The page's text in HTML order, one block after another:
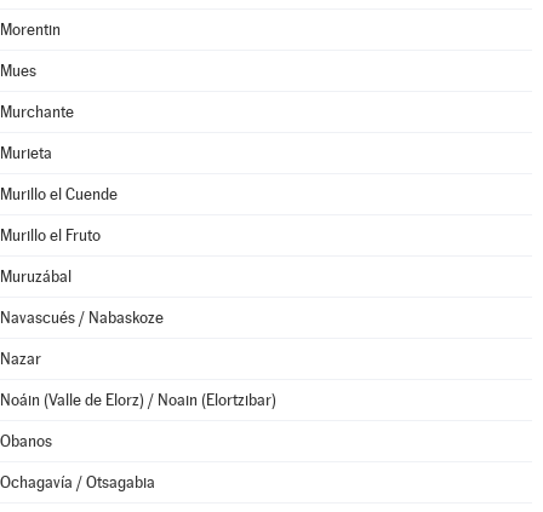
Morentin
Mues
Murchante
Murieta
Murillo el Cuende
Murillo el Fruto
Muruzábal
Navascués / Nabaskoze
Nazar
Noáin (Valle de Elorz) / Noain (Elortzibar)
Obanos
Ochagavía / Otsagabia